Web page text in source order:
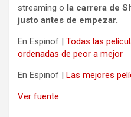
streaming o la carrera de
justo antes de empezar.
En Espinof | Todas las
ordenadas de peor a mejor
En Espinof | Las mejores
Ver fuente